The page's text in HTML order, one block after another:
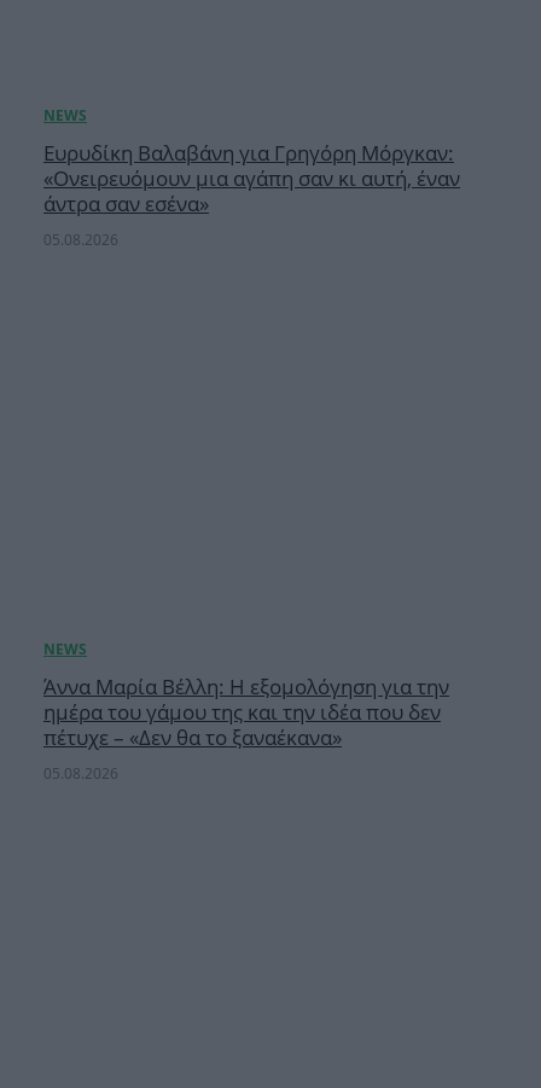
Ευρυδίκη Βαλαβάνη για Γρηγόρη Μόργκαν:
«Oνειρευόμουν μια αγάπη σαν κι αυτή, έναν
άντρα σαν εσένα»
05.08.2026
Άννα Μαρία Βέλλη: Η εξομολόγηση για την
ημέρα του γάμου της και την ιδέα που δεν
πέτυχε – «Δεν θα το ξαναέκανα»
05.08.2026